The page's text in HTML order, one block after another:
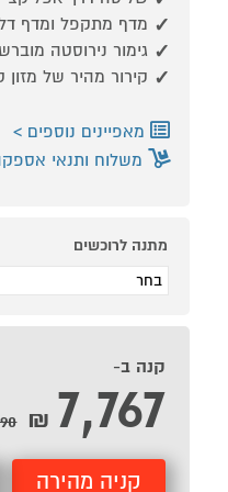
או שואב
רובוטי
במתנה!*
מדף מתקפל ומדף
גימור נירוסטה
קירור מהיר של מזון
מאפיינים נוספים
משלוח ותנאי
מתנה לרוכשים
בחר
קנה ב-
7,767
₪
₪
קניה מהירה